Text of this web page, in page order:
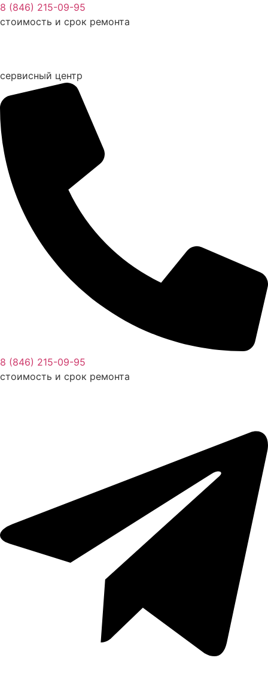
Перейти
к
8 (846) 215-09-95
стоимость и срок ремонта
сервисный центр
8 (846) 215-09-95
стоимость и срок ремонта